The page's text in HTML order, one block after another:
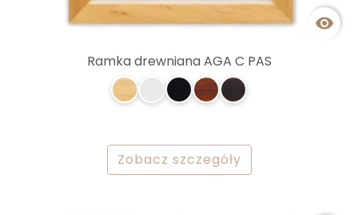

Ramka drewniana AGA C PAS
Zobacz szczegóły